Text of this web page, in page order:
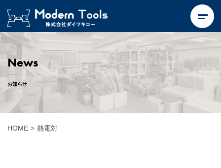
News
お知らせ
HOME > 熱電対